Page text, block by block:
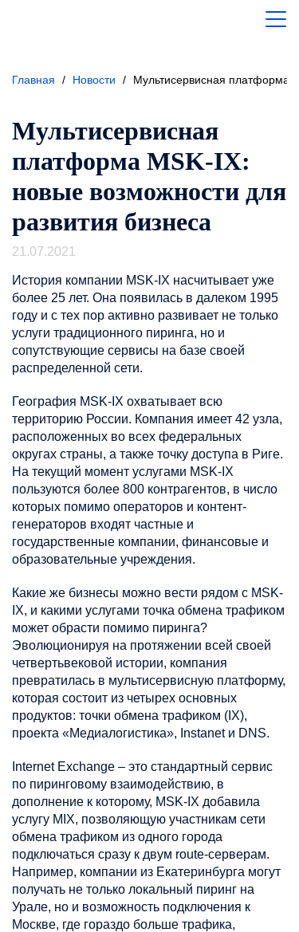
Главная / Новости / Мультисервисная платформа
Мультисервисная
платформа MSK-IX:
новые возможности для
развития бизнеса
21.07.2021
История компании MSK-IX насчитывает уже
более 25 лет. Она появилась в далеком 1995
году и с тех пор активно развивает не только
услуги традиционного пиринга, но и
сопутствующие сервисы на базе своей
распределенной сети.
География MSK-IX охватывает всю
территорию России. Компания имеет 42 узла,
расположенных во всех федеральных
округах страны, а также точку доступа в Риге.
На текущий момент услугами MSK-IX
пользуются более 800 контрагентов, в число
которых помимо операторов и контент-
генераторов входят частные и
государственные компании, финансовые и
образовательные учреждения.
Какие же бизнесы можно вести рядом с MSK-
IX, и какими услугами точка обмена трафиком
может обрасти помимо пиринга?
Эволюционируя на протяжении всей своей
четвертьвековой истории, компания
превратилась в мультисервисную платформу,
которая состоит из четырех основных
продуктов: точки обмена трафиком (IX),
проекта «Медиалогистика», Instanet и DNS.
Internet Exchange – это стандартный сервис
по пиринговому взаимодействию, в
дополнение к которому, MSK-IX добавила
услугу MIX, позволяющую участникам сети
обмена трафиком из одного города
подключаться сразу к двум route-серверам.
Например, компании из Екатеринбурга могут
получать не только локальный пиринг на
Урале, но и возможность подключения к
Москве, где гораздо больше трафика,